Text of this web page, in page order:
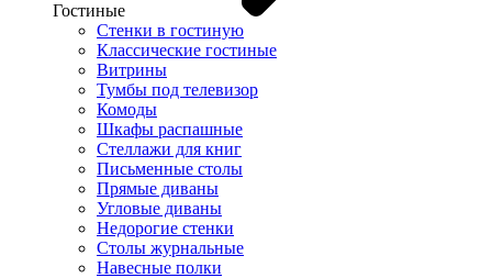
Гостиные
Стенки в гостиную
Классические гостиные
Витрины
Тумбы под телевизор
Комоды
Шкафы распашные
Стеллажи для книг
Письменные столы
Прямые диваны
Угловые диваны
Недорогие стенки
Столы журнальные
Навесные полки